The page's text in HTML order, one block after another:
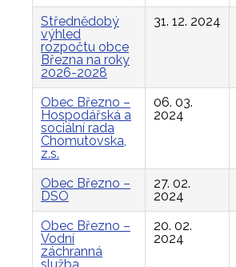
Střednědobý
výhled
rozpočtu obce
Března na roky
2026-2028
31. 12. 2024
Obec Březno –
Hospodářská a
sociální rada
Chomutovska,
z.s.
06. 03.
2024
Obec Březno –
DSO
27. 02.
2024
Obec Březno –
Vodní
záchranná
20. 02.
2024